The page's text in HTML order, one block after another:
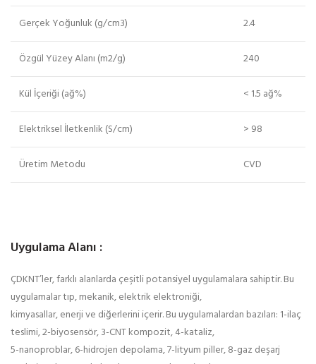
Gerçek Yoğunluk (g/cm3) 2.4
Özgül Yüzey Alanı (m2/g) 240
Kül İçeriği (ağ%) < 1.5 ağ%
Elektriksel İletkenlik (S/cm) > 98
Üretim Metodu CVD
Uygulama Alanı :
ÇDKNT’ler, farklı alanlarda çeşitli potansiyel uygulamalara sahiptir. Bu
uygulamalar tıp, mekanik, elektrik elektroniği,
kimyasallar, enerji ve diğerlerini içerir. Bu uygulamalardan bazıları: 1-ilaç
teslimi, 2-biyosensör, 3-CNT kompozit, 4-kataliz,
5-nanoproblar, 6-hidrojen depolama, 7-lityum piller, 8-gaz deşarj